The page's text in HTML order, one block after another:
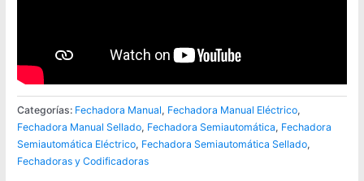
Categorías: Fechadora Manual, Fechadora Manual Eléctrico,
Fechadora Manual Sellado, Fechadora Semiautomática, Fechadora
Semiautomática Eléctrico, Fechadora Semiautomática Sellado,
Fechadoras y Codificadoras